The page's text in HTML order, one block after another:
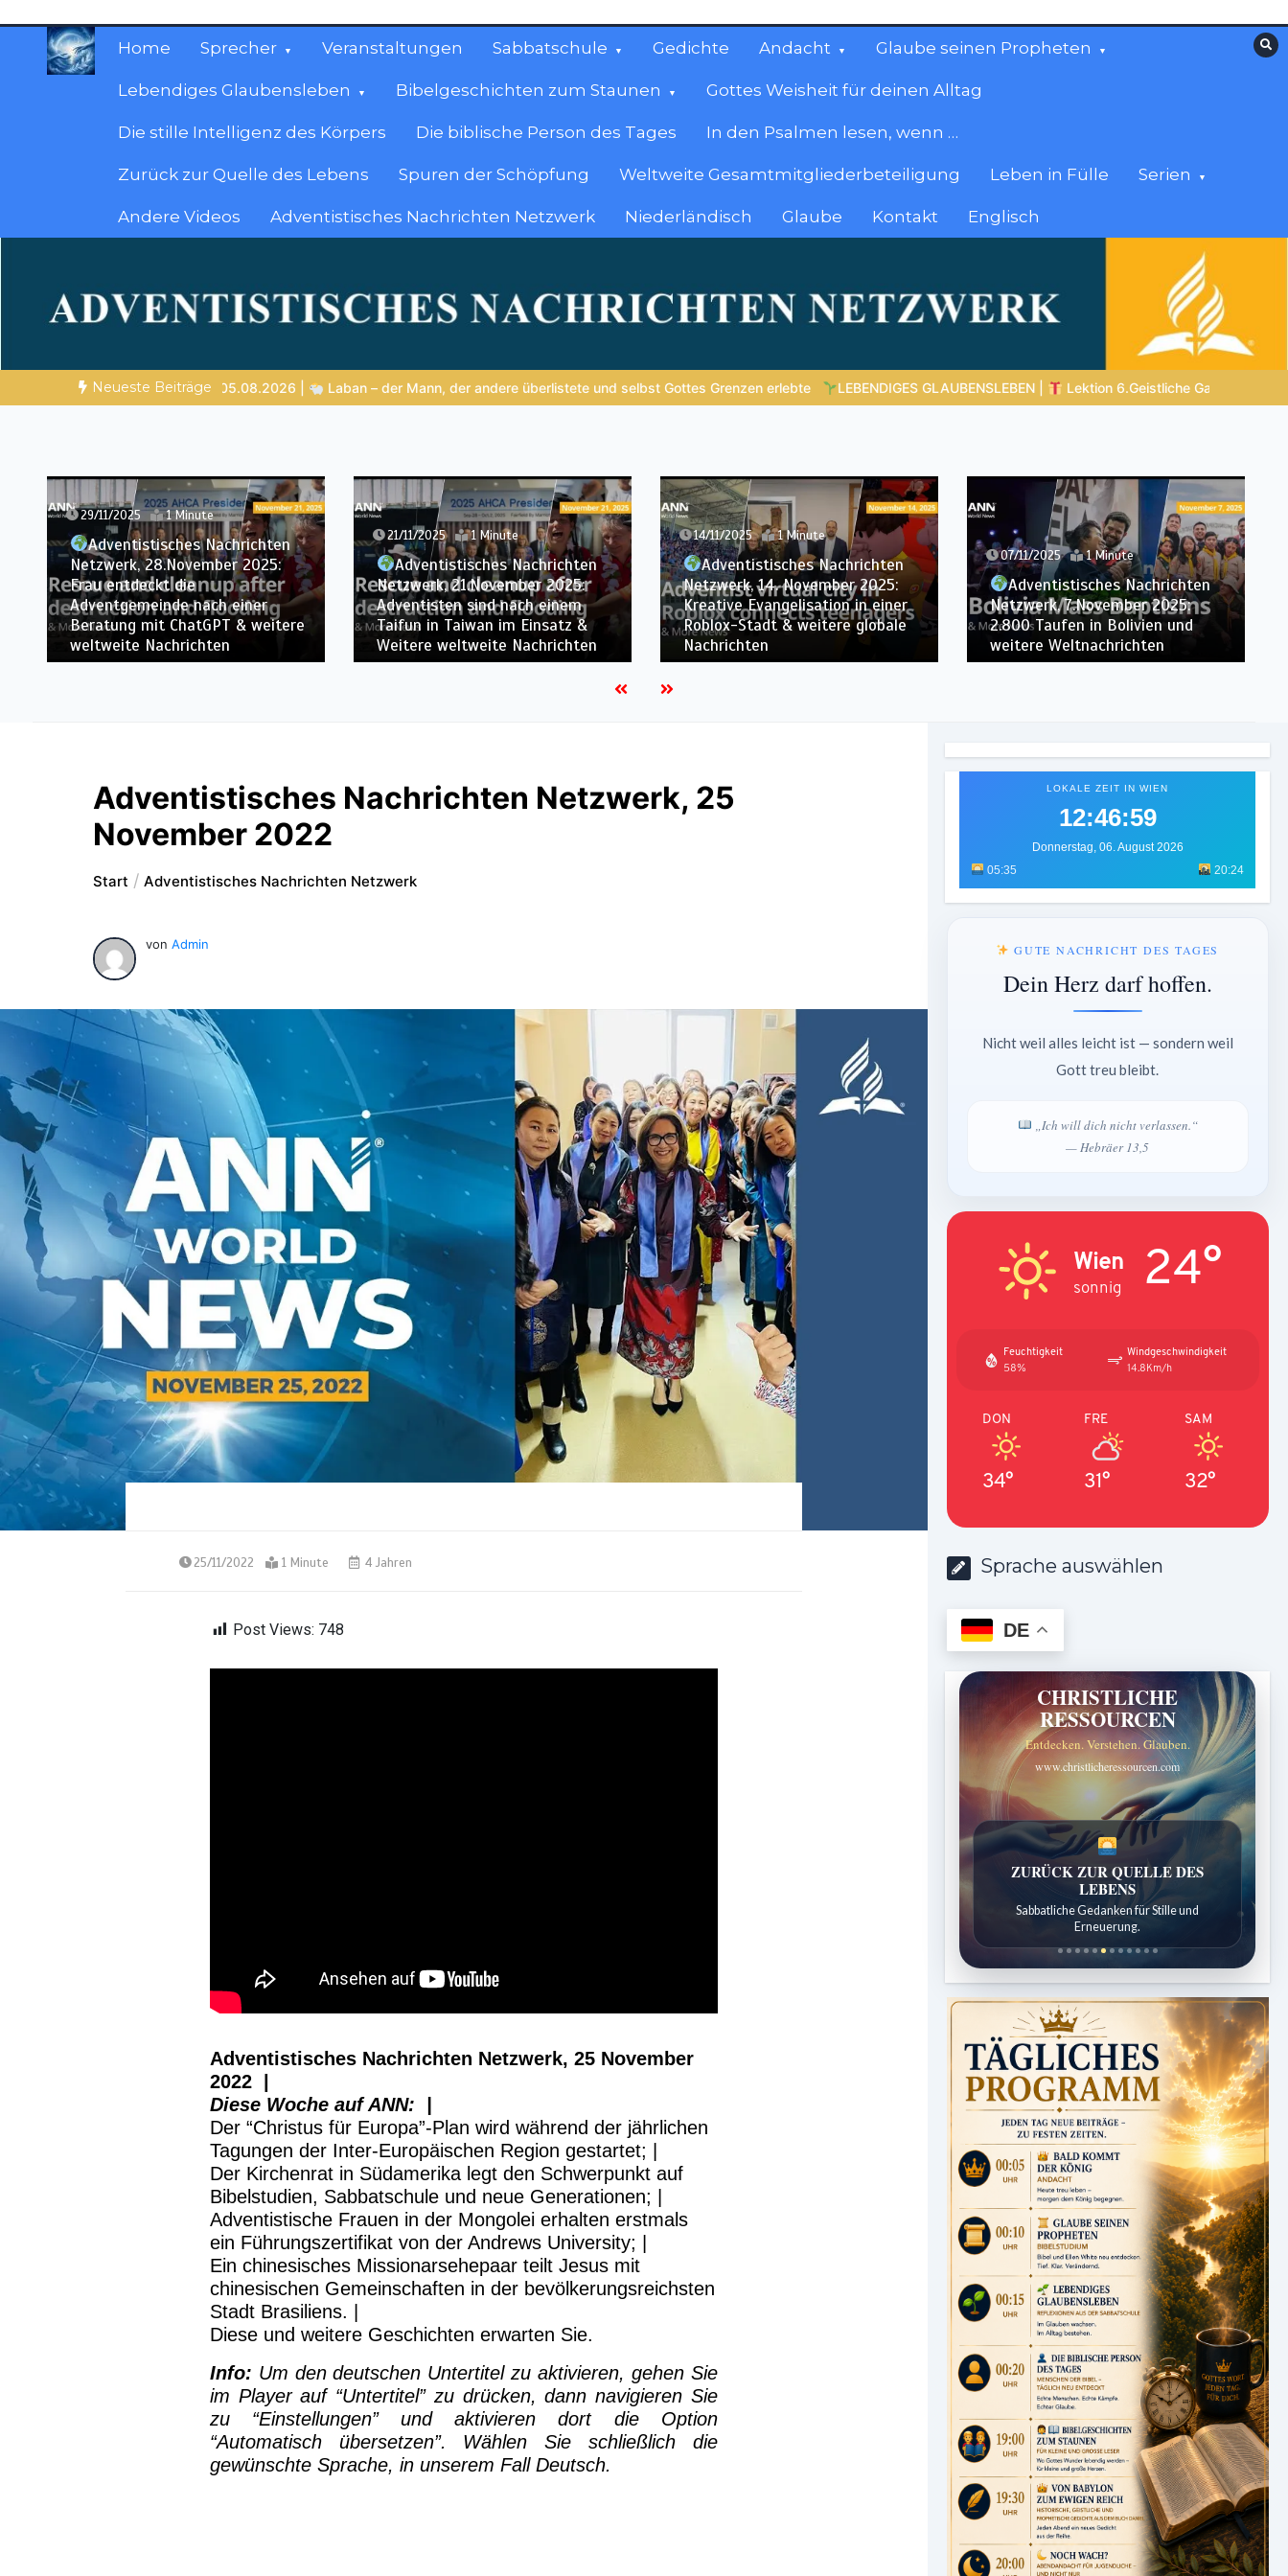
springen
Home Sprecher Veranstaltungen Sabbatschule Gedichte Andacht Glaube seinen Propheten
Lebendiges Glaubensleben Bibelgeschichten zum Staunen Gottes Weisheit für deinen Alltag
Die stille Intelligenz des Körpers Die biblische Person des Tages In den Psalmen lesen, wenn …
Zurück zur Quelle des Lebens Spuren der Schöpfung Weltweite Gesamtmitgliederbeteiligung Leben in Fülle Serien
Andere Videos Adventistisches Nachrichten Netzwerk Niederländisch Glaube Kontakt Englisch
Christliche Ressourcen
Neueste Beiträge
– der Mann, der andere überlistete und selbst Gottes Grenzen erlebte LEBENDIGES GLAUBENSLEBEN | Lektion 6.Geistliche Gaben | 6.4 Die Gabe der Zungenrede | DIE
29/11/2025 1 Minute
Adventistisches Nachrichten
Netzwerk, 28.November 2025:
Frau entdeckt die
Adventgemeinde nach einer
Beratung mit ChatGPT & weitere
weltweite Nachrichten
21/11/2025 1 Minute
Adventistisches Nachrichten
Netzwerk, 21.November 2025:
Adventisten sind nach einem
Taifun in Taiwan im Einsatz &
Weitere weltweite Nachrichten
14/11/2025 1 Minute
Adventistisches Nachrichten
Netzwerk, 14. November 2025:
Kreative Evangelisation in einer
Roblox-Stadt & weitere globale
Nachrichten
07/11/2025 1 Minute
Adventistisches Nachrichten
Netzwerk, 7.November 2025:
2.800 Taufen in Bolivien und
weitere Weltnachrichten
Adventistisches Nachrichten Netzwerk, 25
November 2022
Start Adventistisches Nachrichten Netzwerk
von Admin
25/11/2022 1 Minute 4 Jahren
Post Views: 748
Adventistisches Nachrichten Netzwerk, 25 November
2022 |
Diese Woche auf ANN: |
Der “Christus für Europa”-Plan wird während der jährlichen
Tagungen der Inter-Europäischen Region gestartet; |
Der Kirchenrat in Südamerika legt den Schwerpunkt auf
Bibelstudien, Sabbatschule und neue Generationen; |
Adventistische Frauen in der Mongolei erhalten erstmals
ein Führungszertifikat von der Andrews University; |
Ein chinesisches Missionarsehepaar teilt Jesus mit
chinesischen Gemeinschaften in der bevölkerungsreichsten
Stadt Brasiliens. |
Diese und weitere Geschichten erwarten Sie.
Info: Um den deutschen Untertitel zu aktivieren, gehen Sie
im Player auf “Untertitel” zu drücken, dann navigieren Sie
zu “Einstellungen” und aktivieren dort die Option
“Automatisch übersetzen”. Wählen Sie schließlich die
gewünschte Sprache, in unserem Fall Deutsch.
LOKALE ZEIT IN WIEN
12:47:01
Donnerstag, 06. August 2026
05:35
20:24
GUTE NACHRICHT DES TAGES
Dein Herz darf hoffen.
Nicht weil alles leicht ist — sondern weil
Gott treu bleibt.
„Ich will dich nicht verlassen.“
— Hebräer 13,5
Wien
sonnig 24°
Feuchtigkeit
58%
Windgeschwindigkeit
14.8Km/h
DON
34°
FRE
31°
SAM
32°
Sprache auswählen
DE
CHRISTLICHE
RESSOURCEN
Entdecken. Verstehen. Glauben.
www.christlicheressourcen.com
SPUREN DER SCHÖPFUNG
Entdeckungen aus der Natur.